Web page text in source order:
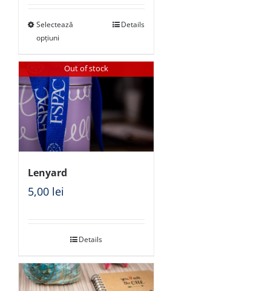
Selectează
opțiuni
Details
Out of stock
Lenyard
5,00 lei
Details